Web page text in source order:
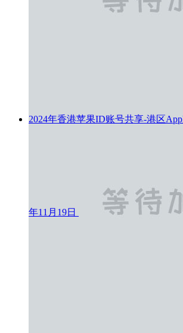
2024年香港苹果ID账号共享-港区
年11月19日